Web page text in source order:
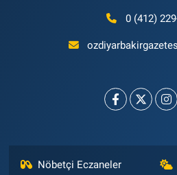
0 (412)
Nöbetçi Eczaneler